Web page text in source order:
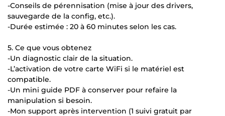
-Conseils de pérennisation (mise à jour des drivers,
sauvegarde de la config, etc.).
-Durée estimée : 20 à 60 minutes selon les cas.
5. Ce que vous obtenez
-Un diagnostic clair de la situation.
-L’activation de votre carte WiFi si le matériel est
compatible.
-Un mini guide PDF à conserver pour refaire la
manipulation si besoin.
-Mon support après intervention (1 suivi gratuit par